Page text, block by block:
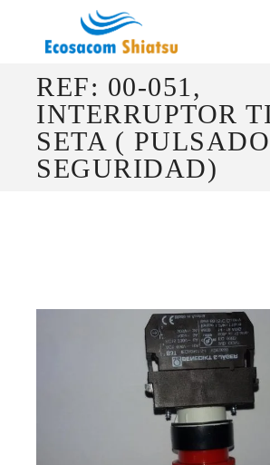
REF: 00-051,
INTERRUPTOR
SETA (
SEGURIDAD)